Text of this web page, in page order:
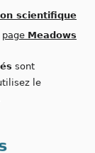
scientifique
page Meadows
sont
le